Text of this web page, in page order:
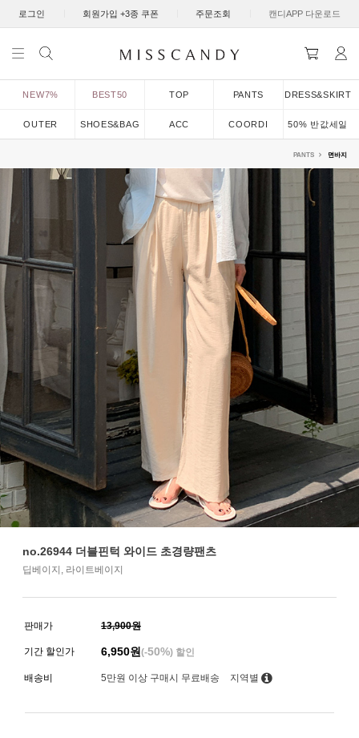
로그인 회원가입 +3종 쿠폰 주문조회 캔디APP 다운로드
NEW7% BEST50 TOP PANTS DRESS&SKIRT
OUTER SHOES&BAG ACC COORDI 50% 반값세일
PANTS 면바지
no.26944 더블핀턱 와이드 초경량팬츠
딥베이지, 라이트베이지
판매가 13,900원
기간 할인가 6,950원 (-50%) 할인
배송비 5만원 이상 구매시 무료배송 지역별